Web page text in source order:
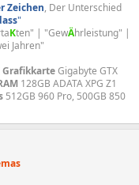
Zeichen, Der Unterschied
"
Kten" | "GewÄhrleistung" |
Jahren"​
GrafikkarteGigabyte GTX
128GB ADATA XPG Z1
512GB 960 Pro, 500GB 850